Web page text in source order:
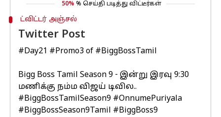
50% % செய்தி படித்து விட்டீர்கள்
ட்விட்டர் அஞ்சல்
Twitter Post
#Day21 #Promo3 of #BiggBossTamil
Bigg Boss Tamil Season 9 - இன்று இரவு 9:30
மணிக்கு நம்ம விஜய் டிவில..
#BiggBossTamilSeason9 #OnnumePuriyala
#BiggBossSeason9Tamil #BiggBoss9